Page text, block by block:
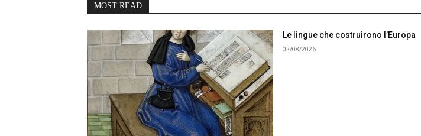
MOST READ
Le lingue che costruirono l’Europa
02/08/2026